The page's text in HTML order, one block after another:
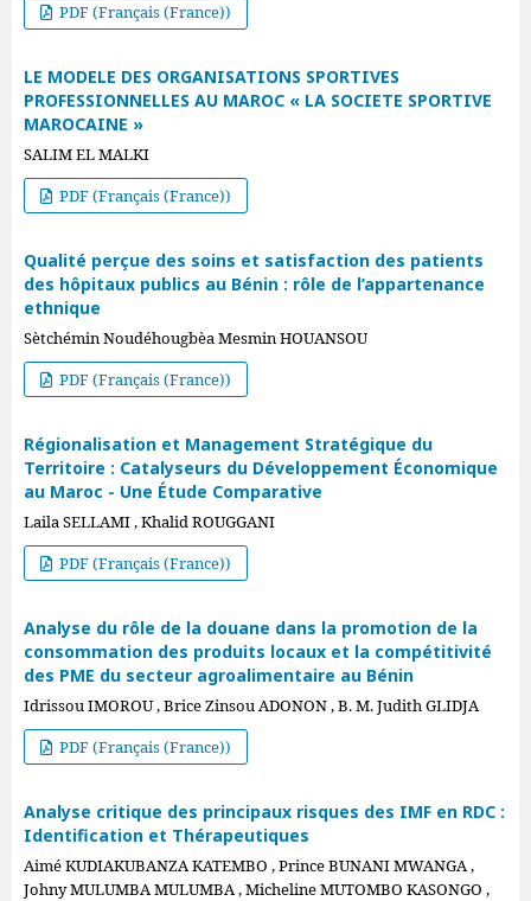
PDF (Français (France))
LE MODELE DES ORGANISATIONS SPORTIVES
PROFESSIONNELLES AU MAROC « LA SOCIETE SPORTIVE
MAROCAINE »
SALIM EL MALKI
PDF (Français (France))
Qualité perçue des soins et satisfaction des patients
des hôpitaux publics au Bénin : rôle de l’appartenance
ethnique
Sètchémin Noudéhougbèa Mesmin HOUANSOU
PDF (Français (France))
Régionalisation et Management Stratégique du
Territoire : Catalyseurs du Développement Économique
au Maroc - Une Étude Comparative
Laila SELLAMI , Khalid ROUGGANI
PDF (Français (France))
Analyse du rôle de la douane dans la promotion de la
consommation des produits locaux et la compétitivité
des PME du secteur agroalimentaire au Bénin
Idrissou IMOROU , Brice Zinsou ADONON , B. M. Judith GLIDJA
PDF (Français (France))
Analyse critique des principaux risques des IMF en RDC :
Identification et Thérapeutiques
Aimé KUDIAKUBANZA KATEMBO , Prince BUNANI MWANGA ,
Johny MULUMBA MULUMBA , Micheline MUTOMBO KASONGO ,